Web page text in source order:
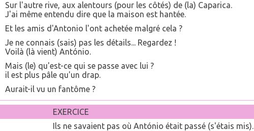
Sur l'autre rive, aux alentours (pour les côtés) de (la) Caparica.
J'ai même entendu dire que la maison est hantée.
Et les amis d'Antonio l'ont achetée malgré cela ?
Je ne connais (sais) pas les détails... Regardez !
Voilà (là vient) António.
Mais (le) qu'est-ce qui se passe avec lui ?
il est plus pâle qu'un drap.
Aurait-il vu un fantôme ?
EXERCICE
Ils ne savaient pas où António était passé (s'étais mis).